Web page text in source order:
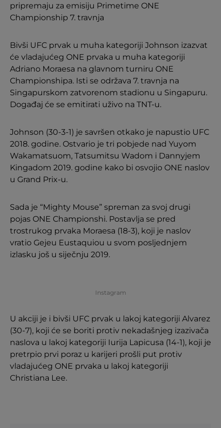
pripremaju za emisiju Primetime ONE
Championship 7. travnja
Bivši UFC prvak u muha kategoriji Johnson izazvat
će vladajućeg ONE prvaka u muha kategoriji
Adriano Moraesa na glavnom turniru ONE
Championshipa. Isti se održava 7. travnja na
Singapurskom zatvorenom stadionu u Singapuru.
Događaj će se emitirati uživo na TNT-u.
Johnson (30-3-1) je savršen otkako je napustio UFC
2018. godine. Ostvario je tri pobjede nad Yuyom
Wakamatsuom, Tatsumitsu Wadom i Dannyjem
Kingadom 2019. godine kako bi osvojio ONE naslov
u Grand Prix-u.
Sada je “Mighty Mouse” spreman za svoj drugi
pojas ONE Championshi. Postavlja se pred
trostrukog prvaka Moraesa (18-3), koji je naslov
vratio Gejeu Eustaquiou u svom posljednjem
izlasku još u siječnju 2019.
Instagram
U akciji je i bivši UFC prvak u lakoj kategoriji Alvarez
(30-7), koji će se boriti protiv nekadašnjeg izazivača
naslova u lakoj kategoriji Iurija Lapicusa (14-1), koji je
pretrpio prvi poraz u karijeri prošli put protiv
vladajućeg ONE prvaka u lakoj kategoriji
Christiana Lee.